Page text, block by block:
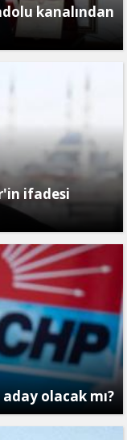
kanalından
ifadesi
olacak mı?